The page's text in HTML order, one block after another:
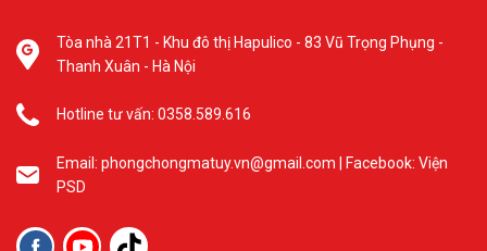
Tòa nhà 21T1 - Khu đô thị Hapulico - 83 Vũ Trọng Phụng -
Thanh Xuân - Hà Nội
Hotline tư vấn: 0358.589.616
Email: phongchongmatuy.vn@gmail.com | Facebook: Viện
PSD